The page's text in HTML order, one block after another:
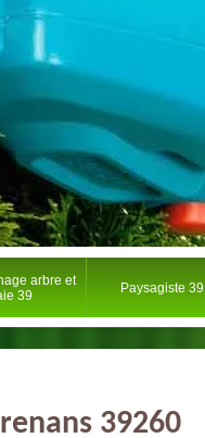
arbre et
39
Paysagiste 39
39260